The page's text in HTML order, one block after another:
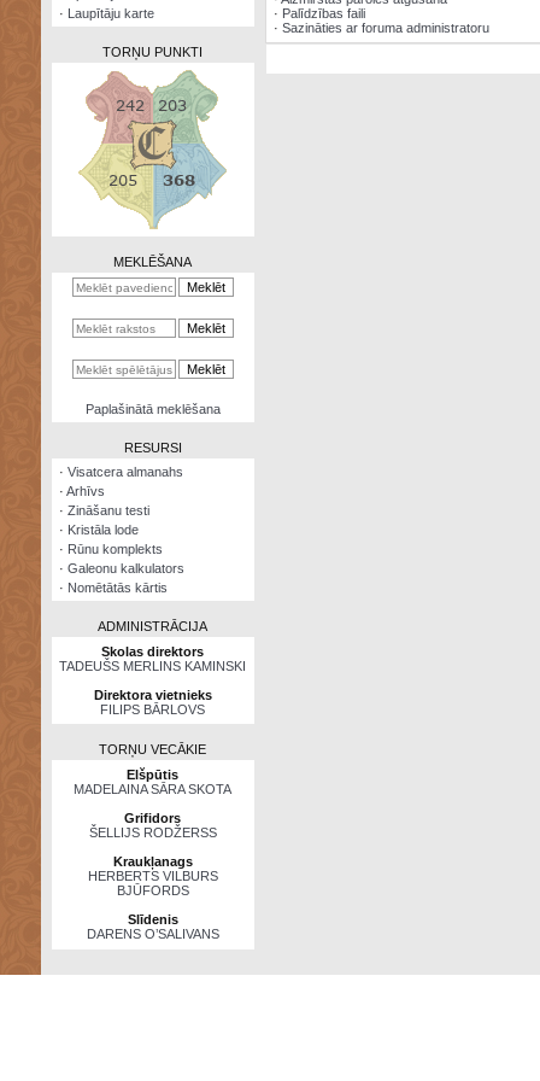
kalkulators
· Laupītāju karte
TORŅU PUNKTI
MEKLĒŠANA
Paplašinātā meklēšana
RESURSI
· Visatcera almanahs
· Arhīvs
· Zināšanu testi
· Kristāla lode
· Rūnu komplekts
· Galeonu kalkulators
· Nomētātās kārtis
ADMINISTRĀCIJA
Skolas direktors
TADEUŠS MERLINS KAMINSKI
Direktora vietnieks
FILIPS BĀRLOVS
TORŅU VECĀKIE
Elšpūtis
MADELAINA SĀRA SKOTA
Grifidors
ŠELLIJS RODŽERSS
Kraukļanags
HERBERTS VILBURS
BJŪFORDS
Slīdenis
DARENS O’SALIVANS
· Palīdzības faili
· Sazināties ar foruma administratoru